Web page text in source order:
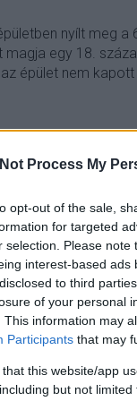
Process My
opt-out of the sale,
for targeted
selection. Please
interest-based
to third
of your personal
This information may
Participants that may
that this website/app
but not
nyílt meg a
magja egy 18.
épület nem
uttoroaruhaz
a Lágymányosi
alapján